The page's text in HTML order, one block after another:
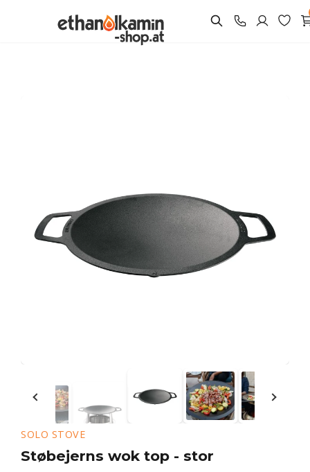
SOLO STOVE
Støbejerns wok top - stor